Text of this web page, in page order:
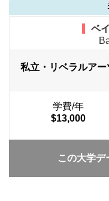
ベ
私立・リベラルアー
学費/年
$13,000
この大学